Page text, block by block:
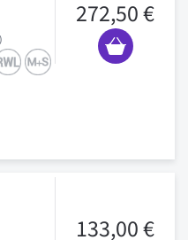
272,50 €
133,00 €